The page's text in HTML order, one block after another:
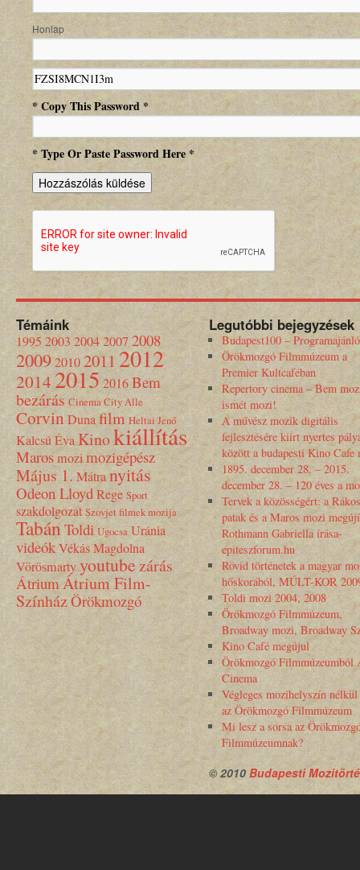
Honlap
* Copy This Password *
* Type Or Paste Password Here *
Témáink
1995 2003 200420072008
200920102011 2012
20142015 2016Bem
bezárás Cinema City Alle
CorvinDunafilm Heltai Jenő
Kalcsú ÉvaKinokiállítás
Marosmozimozigépész
Május 1. Mátranyitás
Odeon LloydRege Sport
szakdolgozat Szovjet filmek mozija
TabánToldi Ugocsa Uránia
videókVékás Magdolna
Vörösmartyyoutubezárás
ÁtriumÁtrium Film-
SzínházÖrökmozgó
Legutóbbi bejegyzések
Budapest100 – Programajánló
Örökmozgó Filmmúzeum a
Premier Kultcaféban
Repertory cinema – Bem
ismét mozi!
A művész mozik digitális
fejlesztésére kiírt nyertes
között a budapesti Kino Cafe
1895. december 28. – 2015.
december 28. – 120 éves a
Tervek a közösségért: a
patak és a Maros mozi
Rothmann Gabriella írása-
epiteszforum.hu
Rövid történetek a magyar
hőskorából, MÚLT-KOR
Toldi mozi 2004, 2008
Örökmozgó Filmmúzeum,
Broadway mozi, Broadway
Kino Café megújul
Örökmozgó Filmmúzeumból
Cinema
Végleges mozihelyszín nélkül
az Örökmozgó Filmmúzeum
Mi lesz a sorsa az
Filmmúzeumnak?
© 2010Budapesti